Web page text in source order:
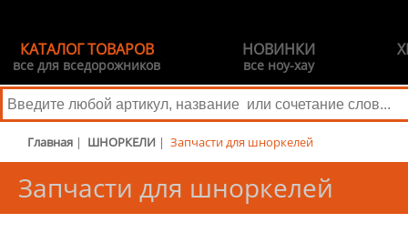
КАТАЛОГ ТОВАРОВ
все для вседорожников
НОВИНКИ
все ноу-хау
Главная | ШНОРКЕЛИ | Запчасти для шноркелей
Запчасти для шноркелей